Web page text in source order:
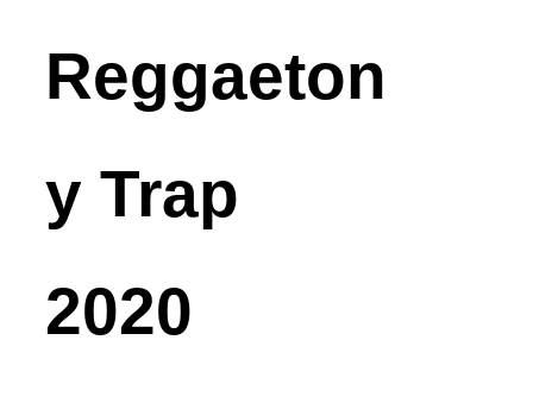
Reggaeton
y Trap
2020